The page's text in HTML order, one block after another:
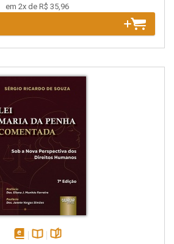
em 2x de R$ 35,96